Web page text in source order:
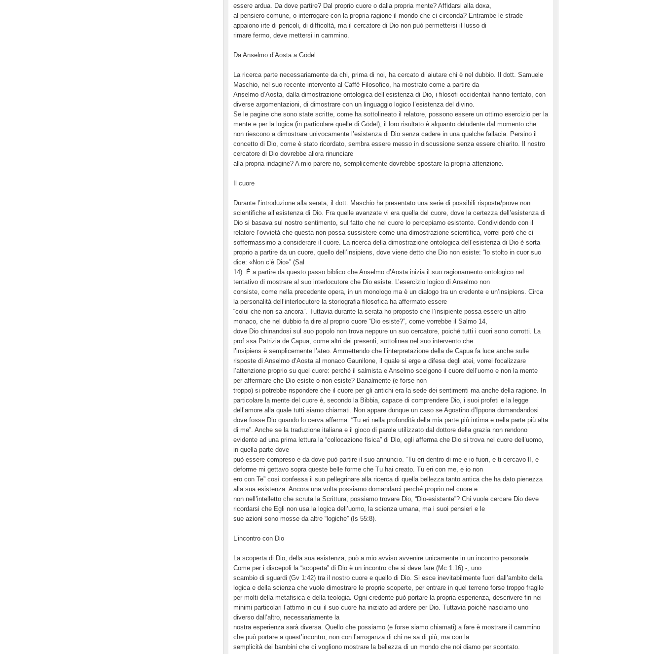
essere ardua. Da dove partire? Dal proprio cuore o dalla propria mente? Affidarsi alla doxa,
al pensiero comune, o interrogare con la propria ragione il mondo che ci circonda? Entrambe le strade
appaiono irte di pericoli, di difficoltà, ma il cercatore di Dio non può permettersi il lusso di
rimare fermo, deve mettersi in cammino.
Da Anselmo d’Aosta a Gödel
La ricerca parte necessariamente da chi, prima di noi, ha cercato di aiutare chi è nel dubbio. Il dott. Samuele
Maschio, nel suo recente intervento al Caffè Filosofico, ha mostrato come a partire da
Anselmo d’Aosta, dalla dimostrazione ontologica dell’esistenza di Dio, i filosofi occidentali hanno tentato, con
diverse argomentazioni, di dimostrare con un linguaggio logico l’esistenza del divino.
Se le pagine che sono state scritte, come ha sottolineato il relatore, possono essere un ottimo esercizio per la
mente e per la logica (in particolare quelle di Gödel), il loro risultato è alquanto deludente dal momento che
non riescono a dimostrare univocamente l’esistenza di Dio senza cadere in una qualche fallacia. Persino il
concetto di Dio, come è stato ricordato, sembra essere messo in discussione senza essere chiarito. Il nostro
cercatore di Dio dovrebbe allora rinunciare
alla propria indagine? A mio parere no, semplicemente dovrebbe spostare la propria attenzione.
Il cuore
Durante l’introduzione alla serata, il dott. Maschio ha presentato una serie di possibili risposte/prove non
scientifiche all’esistenza di Dio. Fra quelle avanzate vi era quella del cuore, dove la certezza dell’esistenza di
Dio si basava sul nostro sentimento, sul fatto che nel cuore lo percepiamo esistente. Condividendo con il
relatore l’ovvietà che questa non possa sussistere come una dimostrazione scientifica, vorrei però che ci
soffermassimo a considerare il cuore. La ricerca della dimostrazione ontologica dell’esistenza di Dio è sorta
proprio a partire da un cuore, quello dell’insipiens, dove viene detto che Dio non esiste: “lo stolto in cuor suo
dice: «Non c’è Dio»” (Sal
14). È a partire da questo passo biblico che Anselmo d’Aosta inizia il suo ragionamento ontologico nel
tentativo di mostrare al suo interlocutore che Dio esiste. L’esercizio logico di Anselmo non
consiste, come nella precedente opera, in un monologo ma è un dialogo tra un credente e un’insipiens. Circa
la personalità dell’interlocutore la storiografia filosofica ha affermato essere
“colui che non sa ancora”. Tuttavia durante la serata ho proposto che l’insipiente possa essere un altro
monaco, che nel dubbio fa dire al proprio cuore “Dio esiste?”, come vorrebbe il Salmo 14,
dove Dio chinandosi sul suo popolo non trova neppure un suo cercatore, poiché tutti i cuori sono corrotti. La
prof.ssa Patrizia de Capua, come altri dei presenti, sottolinea nel suo intervento che
l’insipiens è semplicemente l’ateo. Ammettendo che l’interpretazione della de Capua fa luce anche sulle
risposte di Anselmo d’Aosta al monaco Gaunilone, il quale si erge a difesa degli atei, vorrei focalizzare
l’attenzione proprio su quel cuore: perché il salmista e Anselmo scelgono il cuore dell’uomo e non la mente
per affermare che Dio esiste o non esiste? Banalmente (e forse non
troppo) si potrebbe rispondere che il cuore per gli antichi era la sede dei sentimenti ma anche della ragione. In
particolare la mente del cuore è, secondo la Bibbia, capace di comprendere Dio, i suoi profeti e la legge
dell’amore alla quale tutti siamo chiamati. Non appare dunque un caso se Agostino d’Ippona domandandosi
dove fosse Dio quando lo cerva afferma: “Tu eri nella profondità della mia parte più intima e nella parte più alta
di me”. Anche se la traduzione italiana e il gioco di parole utilizzato dal dottore della grazia non rendono
evidente ad una prima lettura la “collocazione fisica” di Dio, egli afferma che Dio si trova nel cuore dell’uomo,
in quella parte dove
può essere compreso e da dove può partire il suo annuncio. “Tu eri dentro di me e io fuori, e ti cercavo lì, e
deforme mi gettavo sopra queste belle forme che Tu hai creato. Tu eri con me, e io non
ero con Te” così confessa il suo pellegrinare alla ricerca di quella bellezza tanto antica che ha dato pienezza
alla sua esistenza. Ancora una volta possiamo domandarci perché proprio nel cuore e
non nell’intelletto che scruta la Scrittura, possiamo trovare Dio, “Dio-esistente”? Chi vuole cercare Dio deve
ricordarsi che Egli non usa la logica dell’uomo, la scienza umana, ma i suoi pensieri e le
sue azioni sono mosse da altre “logiche” (Is 55:8).
L’incontro con Dio
La scoperta di Dio, della sua esistenza, può a mio avviso avvenire unicamente in un incontro personale.
Come per i discepoli la “scoperta” di Dio è un incontro che si deve fare (Mc 1:16) -, uno
scambio di sguardi (Gv 1:42) tra il nostro cuore e quello di Dio. Si esce inevitabilmente fuori dall’ambito della
logica e della scienza che vuole dimostrare le proprie scoperte, per entrare in quel terreno forse troppo fragile
per molti della metafisica e della teologia. Ogni credente può portare la propria esperienza, descrivere fin nei
minimi particolari l’attimo in cui il suo cuore ha iniziato ad ardere per Dio. Tuttavia poiché nasciamo uno
diverso dall’altro, necessariamente la
nostra esperienza sarà diversa. Quello che possiamo (e forse siamo chiamati) a fare è mostrare il cammino
che può portare a quest’incontro, non con l’arroganza di chi ne sa di più, ma con la
semplicità dei bambini che ci vogliono mostrare la bellezza di un mondo che noi diamo per scontato.